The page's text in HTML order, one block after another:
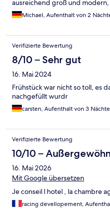
ausreichend groß und
Sinne. Ansonsten waren wir
Michael, Aufenthalt von 2
Verifizierte Bewertung
8/10 – Sehr gut
16. Mai 2024
Frühstück war nicht so toll, es
nachgefüllt wurdr
carsten, Aufenthalt von 3
Verifizierte Bewertung
10/10 –
16. Mai 2026
Mit Google übersetzen
Je conseil l hotel , la chambre
racing devellopement,